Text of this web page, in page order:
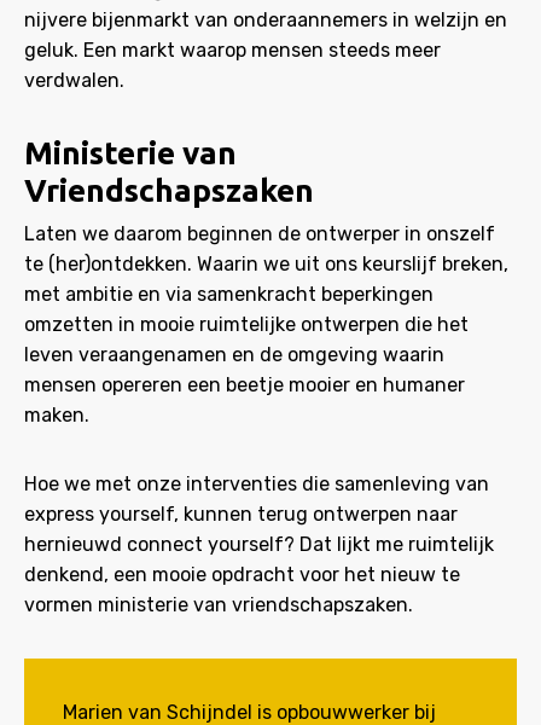
nijvere bijenmarkt van onderaannemers in welzijn en
geluk. Een markt waarop mensen steeds meer
verdwalen.
Ministerie van
Vriendschapszaken
Laten we daarom beginnen de ontwerper in onszelf
te (her)ontdekken. Waarin we uit ons keurslijf breken,
met ambitie en via samenkracht beperkingen
omzetten in mooie ruimtelijke ontwerpen die het
leven veraangenamen en de omgeving waarin
mensen opereren een beetje mooier en humaner
maken.
Hoe we met onze interventies die samenleving van
express yourself, kunnen terug ontwerpen naar
hernieuwd connect yourself? Dat lijkt me ruimtelijk
denkend, een mooie opdracht voor het nieuw te
vormen ministerie van vriendschapszaken.
Marien van Schijndel is opbouwwerker bij